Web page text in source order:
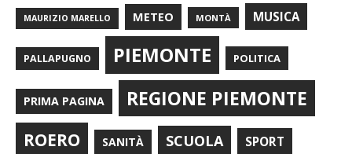
MAURIZIO MARELLO METEO MONTÀ MUSICA
PALLAPUGNO PIEMONTE POLITICA
PRIMA PAGINA REGIONE PIEMONTE
ROERO SANITÀ SCUOLA SPORT